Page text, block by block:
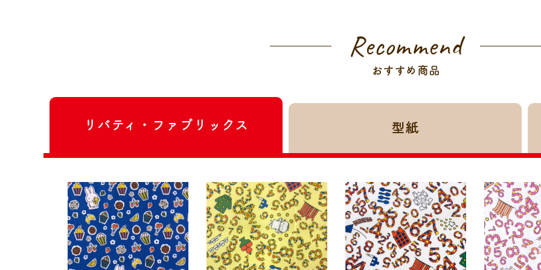
Recommend
おすすめ商品
リバティ・ファブリックス 型紙